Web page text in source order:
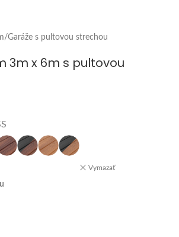
/Garáže s pultovou strechou
3m x 6m s pultovou
Vymazať